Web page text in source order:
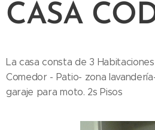
CASA
La casa consta de 3
Comedor - Patio- zona
garaje para moto. 2s Pisos